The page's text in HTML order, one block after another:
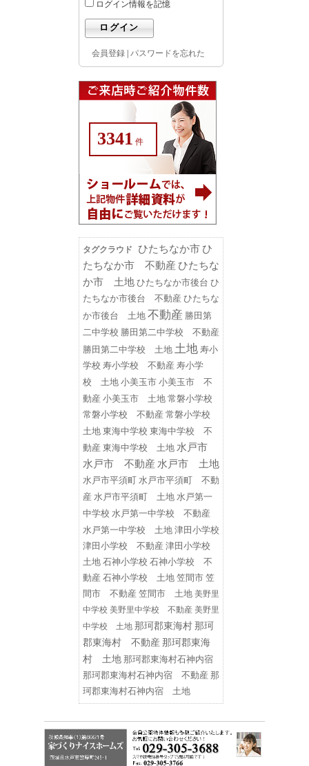
ログイン情報を記憶
会員登録 | パスワードを忘れた
3341 件
タグクラウド ひたちなか市ひ
たちなか市 不動産 ひたちな
か市 土地 ひたちなか市後台 ひ
たちなか市後台 不動産 ひたちな
か市後台 土地 不動産 勝田第
二中学校 勝田第二中学校 不動産
勝田第二中学校 土地 土地 寿小
学校 寿小学校 不動産 寿小学
校 土地 小美玉市 小美玉市 不
動産 小美玉市 土地 常磐小学校
常磐小学校 不動産 常磐小学校
土地 東海中学校 東海中学校 不
動産 東海中学校 土地 水戸市
水戸市 不動産 水戸市 土地
水戸市平須町 水戸市平須町 不動
産 水戸市平須町 土地 水戸第一
中学校 水戸第一中学校 不動産
水戸第一中学校 土地 津田小学校
津田小学校 不動産 津田小学校
土地 石神小学校 石神小学校 不
動産 石神小学校 土地 笠間市 笠
間市 不動産 笠間市 土地 美野里
中学校 美野里中学校 不動産 美野里
中学校 土地 那珂郡東海村那珂
郡東海村 不動産那珂郡東海
村 土地 那珂郡東海村石神内宿
那珂郡東海村石神内宿 不動産 那
珂郡東海村石神内宿 土地